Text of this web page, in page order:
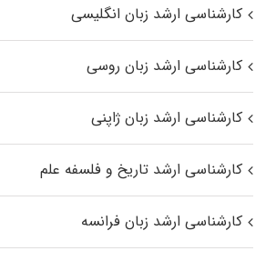
کارشناسی ارشد زبان انگلیسی
کارشناسی ارشد زبان روسی
کارشناسی ارشد زبان ژاپنی
کارشناسی ارشد تاریخ و فلسفه علم
کارشناسی ارشد زبان فرانسه